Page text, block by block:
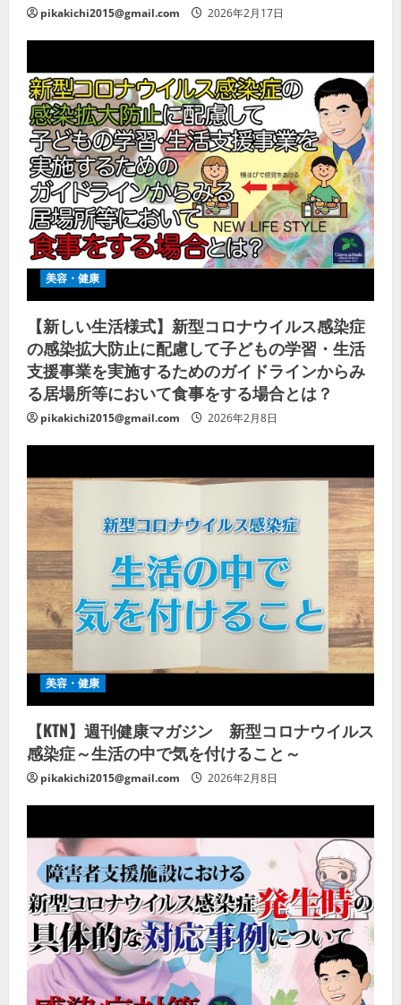
pikakichi2015@gmail.com 2026年2月17日
美容・健康
【新しい生活様式】新型コロナウイルス感染症
の感染拡大防止に配慮して子どもの学習・生活
支援事業を実施するためのガイドラインからみ
る居場所等において食事をする場合とは？
pikakichi2015@gmail.com 2026年2月8日
美容・健康
【KTN】週刊健康マガジン 新型コロナウイルス
感染症～生活の中で気を付けること～
pikakichi2015@gmail.com 2026年2月8日